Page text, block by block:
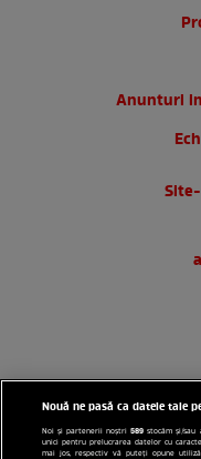
Anunturi
Nouă ne pasă ca datele tale
Noi și partenerii noștri589 stocăm și/sau
unici pentru prelucrarea datelor cu
mai jos, respectiv vă puteți opune